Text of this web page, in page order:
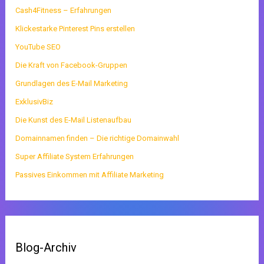
Cash4Fitness – Erfahrungen
Klickestarke Pinterest Pins erstellen
YouTube SEO
Die Kraft von Facebook-Gruppen
Grundlagen des E-Mail Marketing
ExklusivBiz
Die Kunst des E-Mail Listenaufbau
Domainnamen finden – Die richtige Domainwahl
Super Affiliate System Erfahrungen
Passives Einkommen mit Affiliate Marketing
Blog-Archiv